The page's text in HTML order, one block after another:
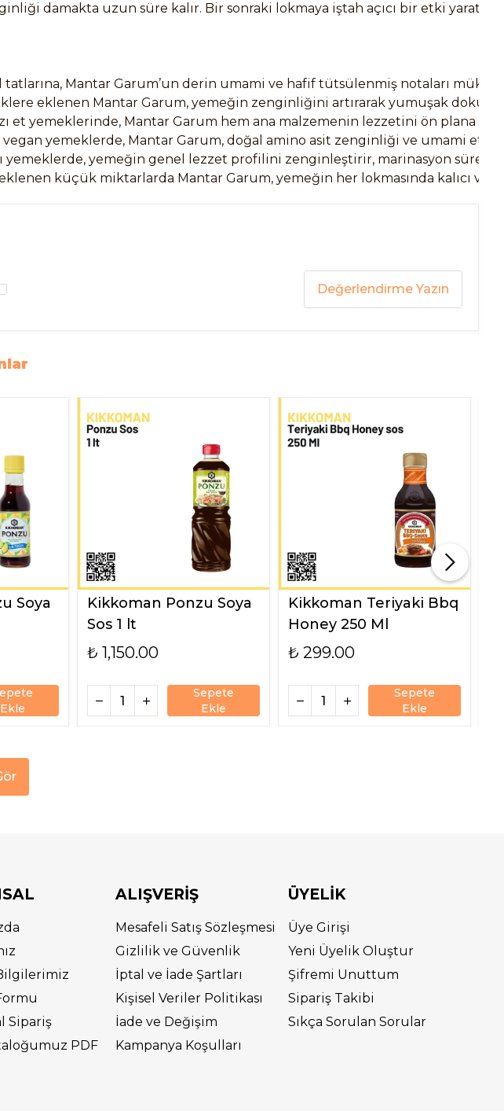
damakta uzun süre kalır. Bir sonraki lokmaya iştah açıcı bir etki yaratır.
tatlarına, Mantar Garum’un derin umami ve hafif tütsülenmiş notaları
eklenen Mantar Garum, yemeğin zenginliğini artırarak yumuşak
et yemeklerinde, Mantar Garum hem ana malzemenin lezzetini ön
vegan yemeklerde, Mantar Garum, doğal amino asit zenginliği ve umami
yemeklerde, yemeğin genel lezzet profilini zenginleştirir, marinasyon
küçük miktarlarda Mantar Garum, yemeğin her lokmasında kalıcı ve
Değerlendirme Yazın
Soya
Ekle
Kikkoman Ponzu Soya
Sos 1 lt
₺ 1,150.00
Sepete
Ekle
Kikkoman Teriyaki Bbq
Honey 250 Ml
₺ 299.00
Sepete
Ekle
Sipariş
PDF
ALIŞVERİŞ
Mesafeli Satış Sözleşmesi
Gizlilik ve Güvenlik
İptal ve İade Şartları
Kişisel Veriler Politikası
İade ve Değişim
Kampanya Koşulları
ÜYELİK
Üye Girişi
Yeni Üyelik Oluştur
Şifremi Unuttum
Sipariş Takibi
Sıkça Sorulan Sorular